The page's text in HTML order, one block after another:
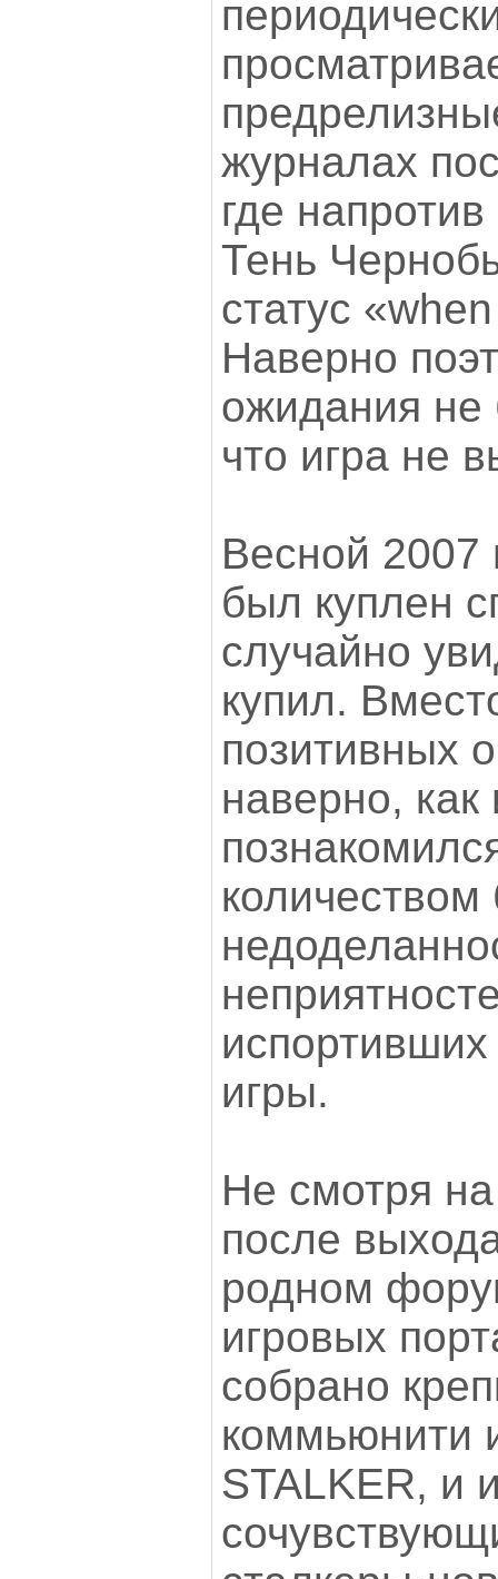
журналах
где
Тень
статус
Наверно
ожидания не
что игра не
Весной 2007
был куплен
случайно
купил.
позитивных
наверно, как
количеством
игры.
Не смотря на
после
родном
игровых
собрано
коммьюнити
STALKER, и